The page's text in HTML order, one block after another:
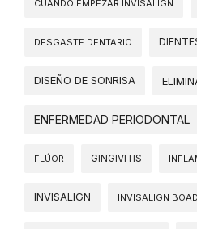
CUÁNDO EMPEZAR INVISALIGN
DESGASTE DENTARIO
DISEÑO DE SONRISA
ENFERMEDAD PERIODONTAL
FLÚOR GINGIVITIS
INVISALIGN INVISALIGN